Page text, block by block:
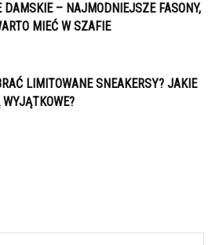
DAMSKIE – NAJMODNIEJSZE FASONY,
MIEĆ W SZAFIE
LIMITOWANE SNEAKERSY? JAKIE